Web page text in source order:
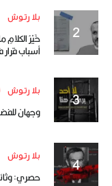
بلا رتوش
خَيْرُ
أسباب قرار
بلا رتوش
وجهان
بلا رتوش
حصري: وثائق